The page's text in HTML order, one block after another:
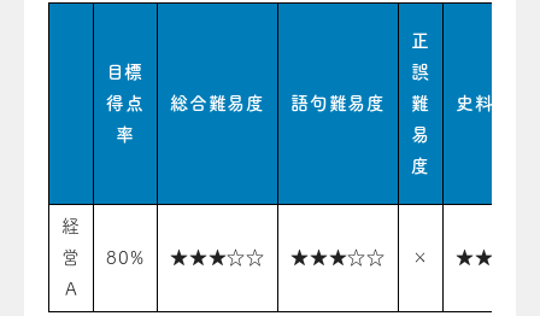
目標
得点
率
総合難易度 語句難易度
正
誤
難
易
度
史料難易
経
営
A
80% ★★★☆☆ ★★★☆☆ ×